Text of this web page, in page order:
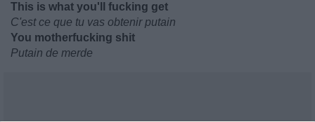
This is what you'll fucking get
C'est ce que tu vas obtenir putain
You motherfucking shit
Putain de merde